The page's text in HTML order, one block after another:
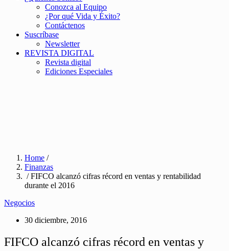
Conozca al Equipo
¿Por qué Vida y Éxito?
Contáctenos
Suscríbase
Newsletter
REVISTA DIGITAL
Revista digital
Ediciones Especiales
Home /
Finanzas
/ FIFCO alcanzó cifras récord en ventas y rentabilidad
durante el 2016
Negocios
30 diciembre, 2016
FIFCO alcanzó cifras récord en ventas y